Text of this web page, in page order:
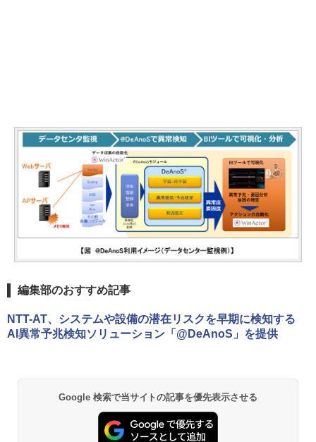
編集部のおすすめ記事
NTT-AT、システムや設備の潜在リスクを早期に検知する
AI異常予兆検知ソリューション「@DeAnoS」を提供
Google 検索で当サイトの記事を優先表示させる